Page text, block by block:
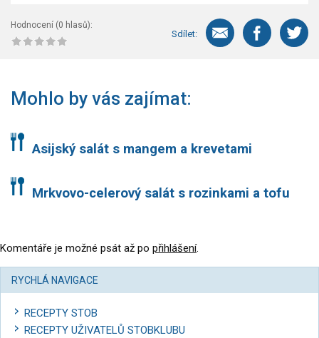
Hodnocení (0 hlasů):
Sdílet:
Mohlo by vás zajímat:
Asijský salát s mangem a krevetami
Mrkvovo-celerový salát s rozinkami a tofu
Komentáře je možné psát až po přihlášení.
RYCHLÁ NAVIGACE
RECEPTY STOB
RECEPTY UŽIVATELŮ STOBKLUBU